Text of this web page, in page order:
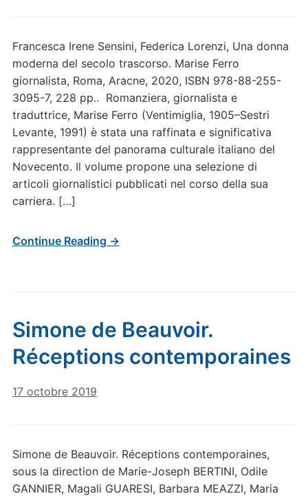
Francesca Irene Sensini, Federica Lorenzi, Una donna
moderna del secolo trascorso. Marise Ferro
giornalista, Roma, Aracne, 2020, ISBN 978-88-255-
3095-7, 228 pp.. Romanziera, giornalista e
traduttrice, Marise Ferro (Ventimiglia, 1905–Sestri
Levante, 1991) è stata una raffinata e significativa
rappresentante del panorama culturale italiano del
Novecento. Il volume propone una selezione di
articoli giornalistici pubblicati nel corso della sua
carriera. […]
Continue Reading →
Simone de Beauvoir.
Réceptions contemporaines
17 octobre 2019
Simone de Beauvoir. Réceptions contemporaines,
sous la direction de Marie-Joseph BERTINI, Odile
GANNIER, Magali GUARESI, Barbara MEAZZI, Maria